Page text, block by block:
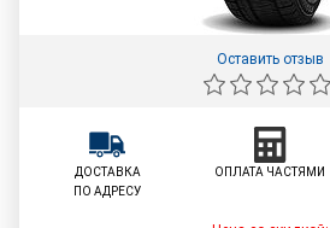
Оставить отзыв
ДОСТАВКА
ПО АДРЕСУ
ОПЛАТА ЧАСТЯМИ